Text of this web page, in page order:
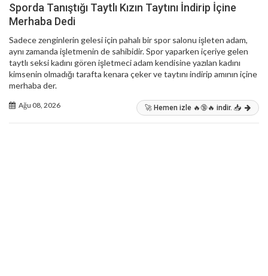
Sporda Tanıştığı Taytlı Kızın Taytını İndirip İçine
Merhaba Dedi
Sadece zenginlerin gelesi için pahalı bir spor salonu işleten adam,
aynı zamanda işletmenin de sahibidir. Spor yaparken içeriye gelen
taytlı seksi kadını gören işletmeci adam kendisine yazılan kadını
kimsenin olmadığı tarafta kenara çeker ve taytını indirip amının içine
merhaba der.
Ağu 08, 2026 🚀 Hemen izle 🔥🔞🔥 indir. 📥